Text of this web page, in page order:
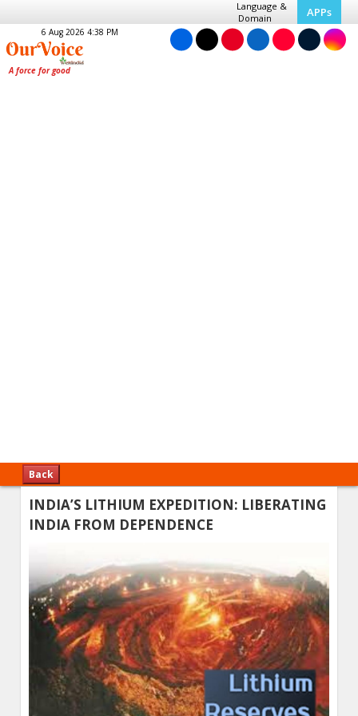
Language &
Domain
APPs
6 Aug 2026 4:38 PM
Back
INDIA’S LITHIUM EXPEDITION: LIBERATING
INDIA FROM DEPENDENCE